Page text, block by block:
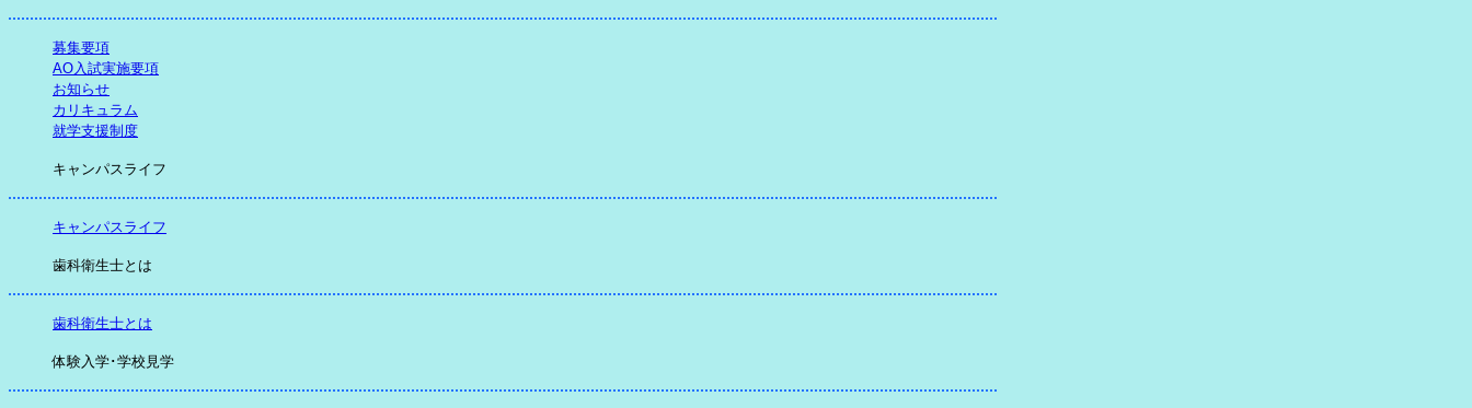
募集要項
AO入試実施要項
お知らせ
カリキュラム
就学支援制度
キャンパスライフ
キャンパスライフ
歯科衛生士とは
歯科衛生士とは
体験入学･学校見学